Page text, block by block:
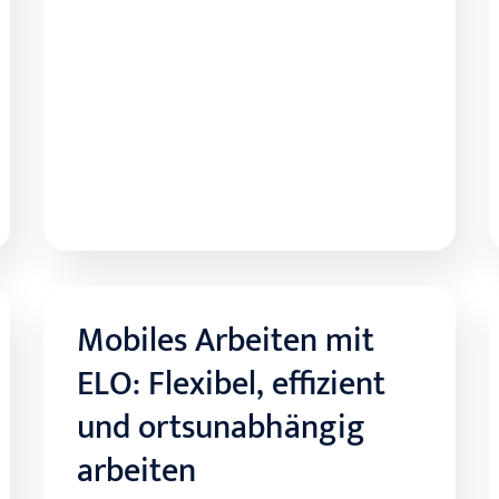
Mobiles Arbeiten mit
ELO: Flexibel, effizient
und ortsunabhängig
arbeiten
Mobiles Arbeiten mit
ELO: Flexibel, effizient
und ortsunabhängig